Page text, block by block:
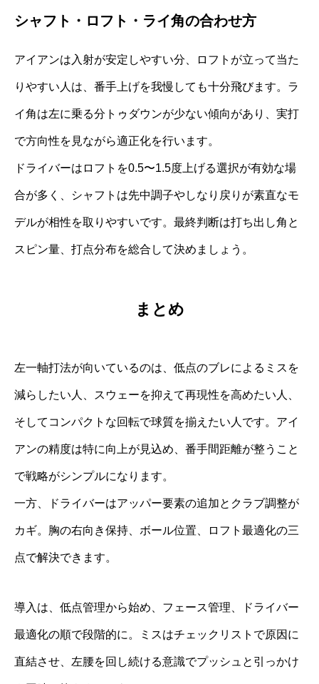
シャフト・ロフト・ライ角の合わせ方
アイアンは入射が安定しやすい分、ロフトが立って当た
りやすい人は、番手上げを我慢しても十分飛びます。ラ
イ角は左に乗る分トゥダウンが少ない傾向があり、実打
で方向性を見ながら適正化を行います。
ドライバーはロフトを0.5〜1.5度上げる選択が有効な場
合が多く、シャフトは先中調子やしなり戻りが素直なモ
デルが相性を取りやすいです。最終判断は打ち出し角と
スピン量、打点分布を総合して決めましょう。
まとめ
左一軸打法が向いているのは、低点のブレによるミスを
減らしたい人、スウェーを抑えて再現性を高めたい人、
そしてコンパクトな回転で球質を揃えたい人です。アイ
アンの精度は特に向上が見込め、番手間距離が整うこと
で戦略がシンプルになります。
一方、ドライバーはアッパー要素の追加とクラブ調整が
カギ。胸の右向き保持、ボール位置、ロフト最適化の三
点で解決できます。
導入は、低点管理から始め、フェース管理、ドライバー
最適化の順で段階的に。ミスはチェックリストで原因に
直結させ、左腰を回し続ける意識でプッシュと引っかけ